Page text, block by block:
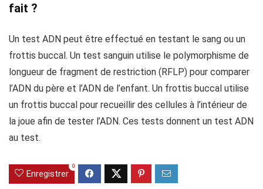
fait ?
Un test ADN peut être effectué en testant le sang ou un
frottis buccal. Un test sanguin utilise le polymorphisme de
longueur de fragment de restriction (RFLP) pour comparer
l’ADN du père et l’ADN de l’enfant. Un frottis buccal utilise
un frottis buccal pour recueillir des cellules à l’intérieur de
la joue afin de tester l’ADN. Ces tests donnent un test ADN
au test.
Enregistrer
0